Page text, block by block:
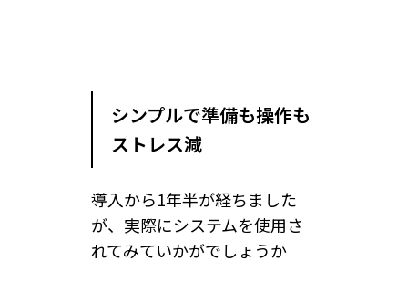
シンプルで準備も操作も
ストレス減
導入から1年半が経ちました
が、実際にシステムを使用さ
れてみていかがでしょうか